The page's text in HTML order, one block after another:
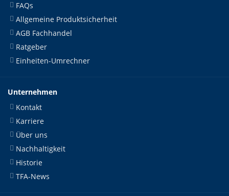
FAQs
Allgemeine Produktsicherheit
AGB Fachhandel
Ratgeber
Einheiten-Umrechner
Unternehmen
Kontakt
Karriere
Über uns
Nachhaltigkeit
Historie
TFA-News